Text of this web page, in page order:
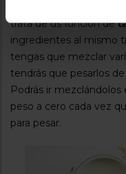
trata de us función de
ingredientes al mismo
tengas que mezclar
tendrás que pesarlos
Podrás ir mezclándolos
peso a cero cada vez
para pesar.